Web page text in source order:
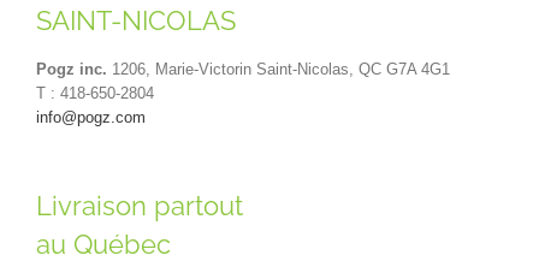
SAINT-NICOLAS
Pogz inc. 1206, Marie-Victorin Saint-Nicolas, QC G7A 4G1
T : 418-650-2804
info@pogz.com
Livraison partout
au Québec